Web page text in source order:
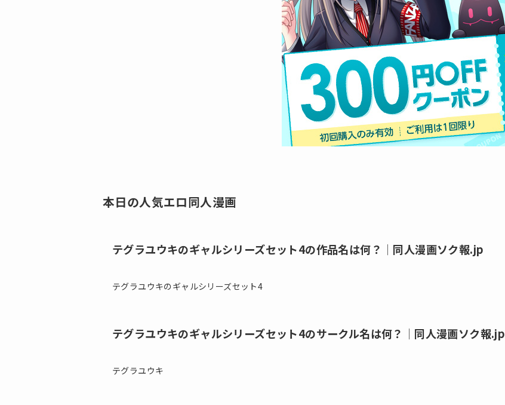
本日の人気エロ同人漫画
テグラユウキのギャルシリーズセット4の作品名は何？│同人漫画ソク報.jp
テグラユウキのギャルシリーズセット4
テグラユウキのギャルシリーズセット4のサークル名は何？│同人漫画ソク報.jp
テグラユウキ